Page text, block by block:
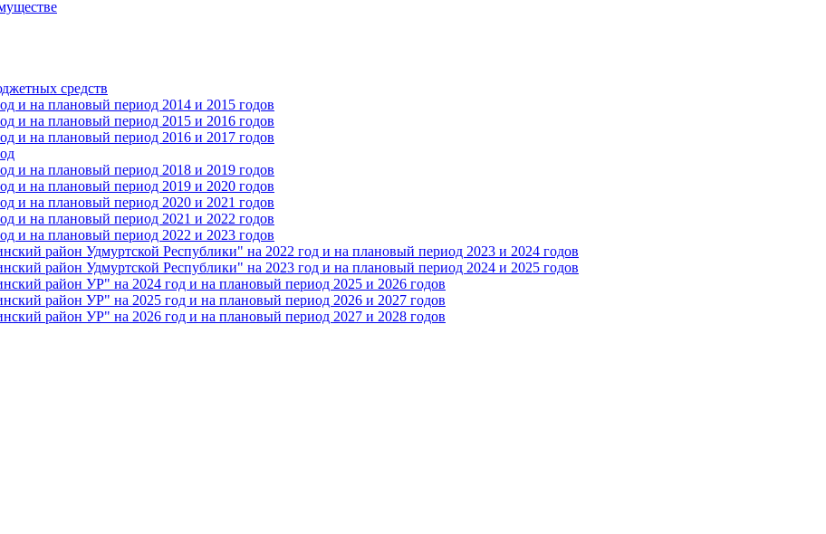
средств
на плановый период 2014 и 2015 годов
на плановый период 2015 и 2016 годов
на плановый период 2016 и 2017 годов
на плановый период 2018 и 2019 годов
на плановый период 2019 и 2020 годов
на плановый период 2020 и 2021 годов
на плановый период 2021 и 2022 годов
на плановый период 2022 и 2023 годов
район Удмуртской Республики" на 2022 год и на плановый период 2023 и 2024 годов
район Удмуртской Республики" на 2023 год и на плановый период 2024 и 2025 годов
район УР" на 2024 год и на плановый период 2025 и 2026 годов
район УР" на 2025 год и на плановый период 2026 и 2027 годов
район УР" на 2026 год и на плановый период 2027 и 2028 годов